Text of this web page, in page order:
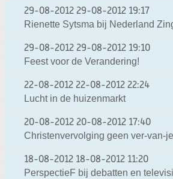
29-08-2012 29-08-2012 19:17
Rienette Sytsma bij Nederland
29-08-2012 29-08-2012 19:10
Feest voor de Verandering!
22-08-2012 22-08-2012 22:24
Lucht in de huizenmarkt
20-08-2012 20-08-2012 17:40
Christenvervolging geen ver-van-
18-08-2012 18-08-2012 11:20
PerspectieF bij debatten en